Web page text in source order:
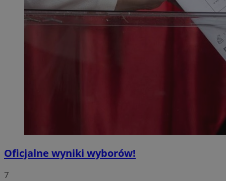
Oficjalne wyniki wyborów!
7